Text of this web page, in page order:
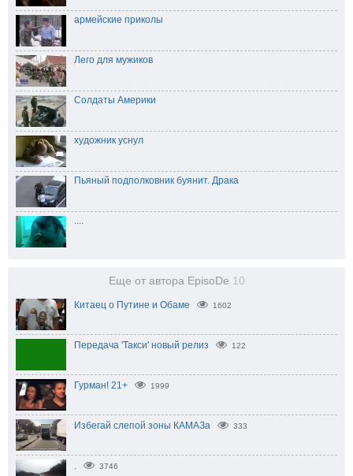
армейские приколы
Лего для мужиков
Солдаты Америки
художник уснул
Пьяный подполковник буянит. Драка
Еще от автора EpisoDe 10
Китаец о Путине и Обаме 1602
Передача 'Такси' новый релиз 122
Гурман! 21+ 1999
Избегай слепой зоны КАМАЗа 333
3746